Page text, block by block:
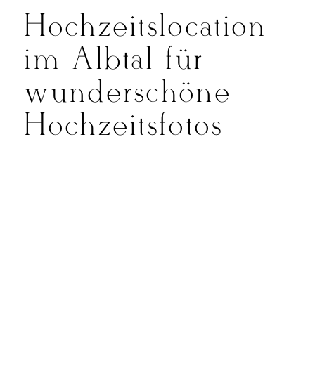
Hochzeitslocation
im Albtal für
wunderschöne
Hochzeitsfotos